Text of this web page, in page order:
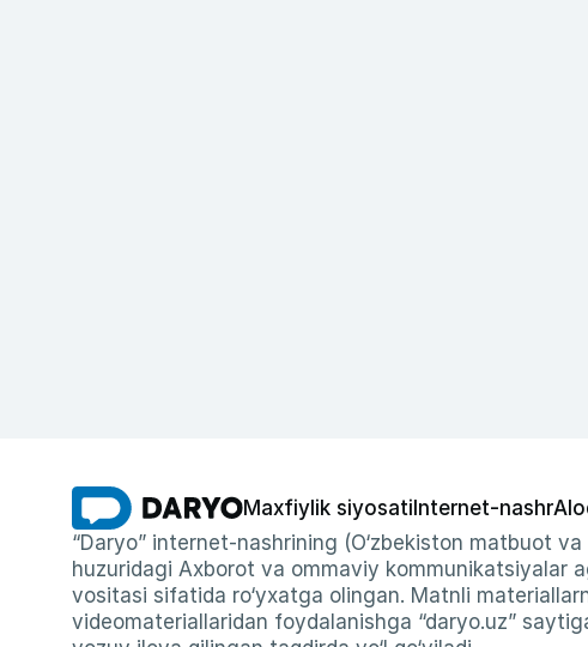
Maxfiylik siyosati Internet-nashr
“Daryo” internet-nashrining (O‘zbekiston matbuot
huzuridagi Axborot va ommaviy kommunikatsiyalar
vositasi sifatida ro‘yxatga olingan. Matnli
videomateriallaridan foydalanishga “daryo.uz”